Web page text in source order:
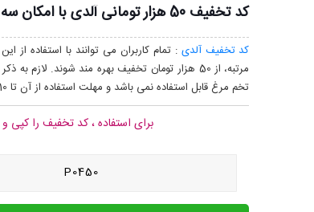
کد تخفیف 50 هزار تومانی آلدی با امکان سه بار استفاده
کد تخفیف آلدی
مرتبه، از 50 هزار تومان تخفیف بهره مند شوند.
تخم مرغ قابل استفاده نمی باشد و مهلت استفاده از آن تا 10 اردیبهشت 1404 خواهد بود.
برای استفاده ، کد تخفیف را کپی
P0450